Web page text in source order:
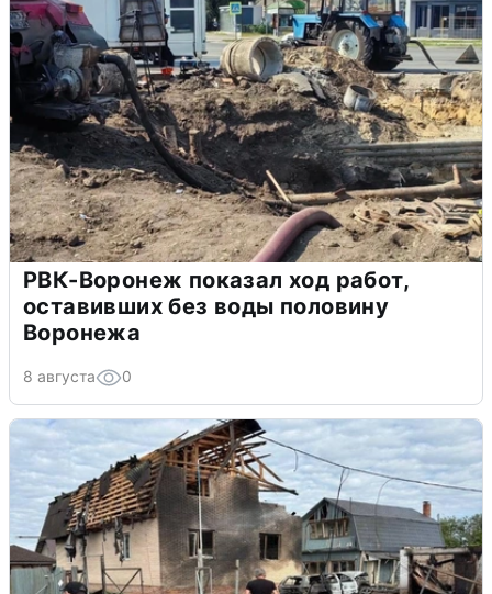
РВК-Воронеж показал ход работ,
оставивших без воды половину
Воронежа
8 августа 0